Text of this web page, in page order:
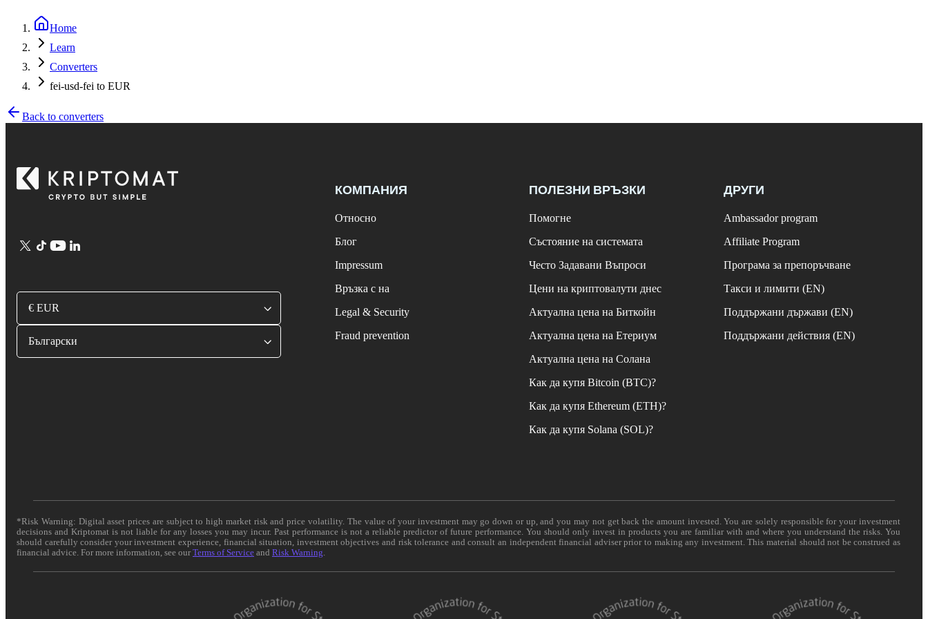
Home
Learn
Converters
fei-usd-fei to EUR
Back to converters
€ EUR
Български
КОМПАНИЯ
Относно
Блог
Impressum
Връзка с на
Legal & Security
Fraud prevention
ПОЛЕЗНИ ВРЪЗКИ
Помогне
Състояние на системата
Често Задавани Въпроси
Цени на криптовалути днес
Актуална цена на Биткойн
Актуална цена на Етериум
Актуална цена на Солана
Как да купя Bitcoin (BTC)?
Как да купя Ethereum (ETH)?
Как да купя Solana (SOL)?
ДРУГИ
Ambassador program
Affiliate Program
Програма за препоръчване
Такси и лимити (EN)
Поддържани държави (EN)
Поддържани действия (EN)
*Risk Warning: Digital asset prices are subject to high market risk and price volatility. The value of your investment may go down or up, and you may not get back the amount invested. You are solely responsible for your investment
decisions and Kriptomat is not liable for any losses you may incur. Past performance is not a reliable predictor of future performance. You should only invest in products you are familiar with and where you understand the risks. You
should carefully consider your investment experience, financial situation, investment objectives and risk tolerance and consult an independent financial adviser prior to making any investment. This material should not be construed as
financial advice. For more information, see ourTerms of Service and Risk Warning